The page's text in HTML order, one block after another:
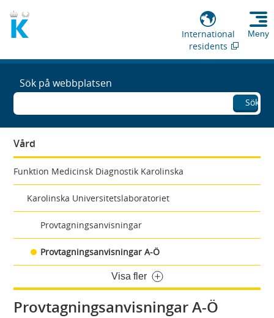
International
residents
Meny
Sök på webbplatsen
Sök
Vård
Funktion Medicinsk Diagnostik Karolinska
Karolinska Universitetslaboratoriet
Provtagningsanvisningar
Provtagningsanvisningar A-Ö
Visa fler
Provtagningsanvisningar A-Ö